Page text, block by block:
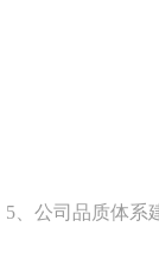
、公司品质体